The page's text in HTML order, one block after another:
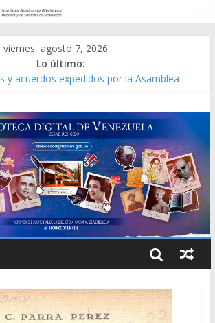
viernes, agosto 7, 2026
Lo último:
y acuerdos expedidos por la Asamblea
[material gráfico]
República de Venezuela año CXXXIII Mes V,
de 2006 N° 38.394
de obras de Modesta Bor